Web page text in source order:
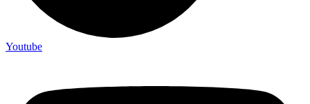
Youtube